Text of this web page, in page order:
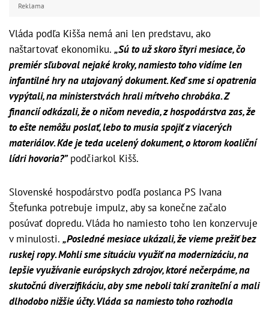
Reklama
Vláda podľa Kišša nemá ani len predstavu, ako
naštartovať ekonomiku. „Sú to už skoro štyri mesiace, čo
premiér sľuboval nejaké kroky, namiesto toho vidíme len
infantilné hry na utajovaný dokument. Keď sme si opatrenia
vypýtali, na ministerstvách hrali mŕtveho chrobáka. Z
financií odkázali, že o ničom nevedia, z hospodárstva zas, že
to ešte nemôžu poslať, lebo to musia spojiť z viacerých
materiálov. Kde je teda ucelený dokument, o ktorom koaliční
lídri hovoria?”podčiarkol Kišš.
Slovenské hospodárstvo podľa poslanca PS Ivana
Štefunka potrebuje impulz, aby sa konečne začalo
posúvať dopredu. Vláda ho namiesto toho len konzervuje
v minulosti. „Posledné mesiace ukázali, že vieme prežiť bez
ruskej ropy. Mohli sme situáciu využiť na modernizáciu, na
lepšie využívanie európskych zdrojov, ktoré nečerpáme, na
skutočnú diverzifikáciu, aby sme neboli takí zraniteľní a mali
dlhodobo nižšie účty. Vláda sa namiesto toho rozhodla